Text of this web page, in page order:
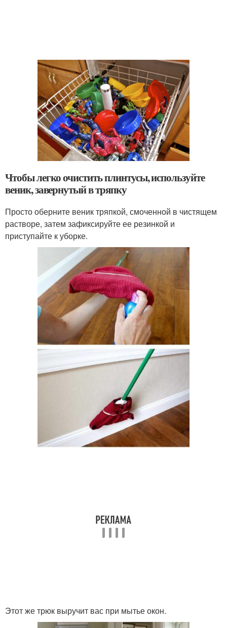
Чтобы легко очистить плинтусы, используйте
веник, завернутый в тряпку
Просто оберните веник тряпкой, смоченной в чистящем
растворе, затем зафиксируйте ее резинкой и
приступайте к уборке.
Этот же трюк выручит вас при мытье окон.